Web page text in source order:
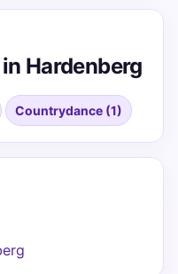
Hardenberg
Countrydance (1)